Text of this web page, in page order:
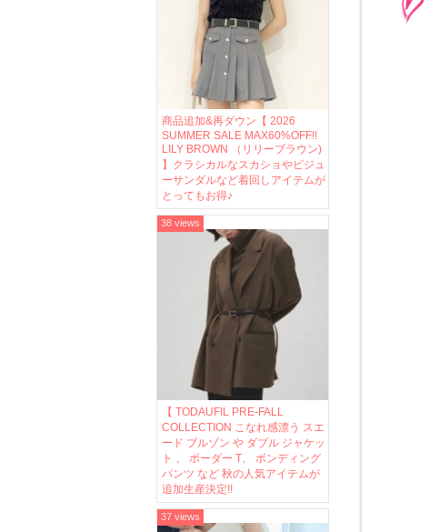
商品追加&再ダウン【 2026
SUMMER SALE MAX60%OFF!!
LILY BROWN （リリーブラウン)
】クラシカルなスカショやビジュ
ーサンダルなど着回しアイテムが
とってもお得♪
【 TODAUFIL PRE-FALL
COLLECTION こなれ感漂う スエ
ード ブルゾン や ダブル ジャケッ
ト 、 ボーダー T、 ボンディング
パンツ など 秋の人気アイテムが
追加生産決定!!
38 views
37 views